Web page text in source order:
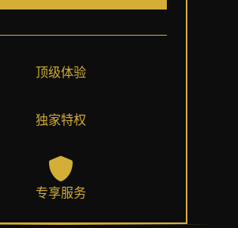
顶级体验
独家特权
专享服务